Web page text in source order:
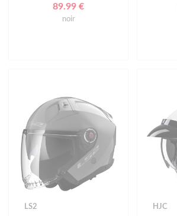
89.99 €
noir
LS2 HJC